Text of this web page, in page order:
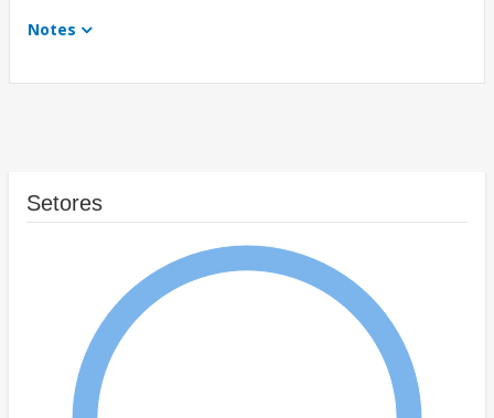
Notes
Setores